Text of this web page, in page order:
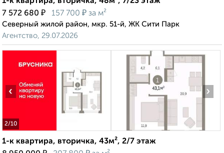
7 572 680 ₽ 157 700 ₽ за м²
Северный жилой район, мкр. 51-й, ЖК Сити Парк
Агентство, 29.07.2026
2/10
‹ ›
1-к квартира, вторичка, 43м², 2/7 этаж